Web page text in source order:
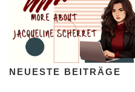
NEUESTE BEITRÄGE